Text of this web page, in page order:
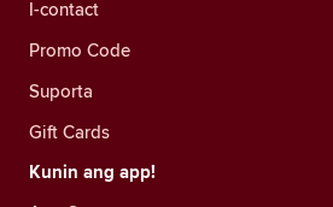
I-contact
Promo Code
Suporta
Gift Cards
Kunin ang app!